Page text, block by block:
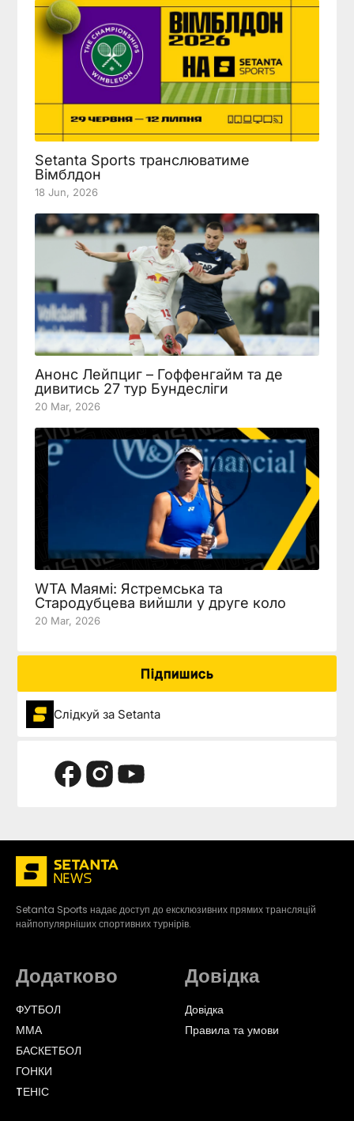
Setanta Sports транслюватиме
Вімблдон
18 Jun, 2026
Анонс Лейпциг – Гоффенгайм та де
дивитись 27 тур Бундесліги
20 Mar, 2026
WTA Маямі: Ястремська та
Стародубцева вийшли у друге коло
20 Mar, 2026
Підпишись
Слідкуй за Setanta
Setanta Sports надає доступ до ексклюзивних прямих трансляцій
найпопулярніших спортивних турнірів.
Додатково
ФУТБОЛ
ММА
БАСКЕТБОЛ
ГОНКИ
TЕНІС
Довідка
Довідка
Правила та умови